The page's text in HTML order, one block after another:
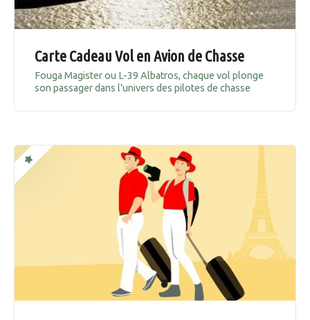
Carte Cadeau Vol en Avion de Chasse
Fouga Magister ou L-39 Albatros, chaque vol plonge
son passager dans l’univers des pilotes de chasse